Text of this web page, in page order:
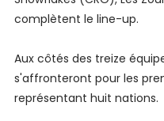
complètent le line-up.
Aux côtés des treize
s'affronteront pour les
représentant huit nations.